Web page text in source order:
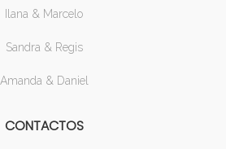
Ilana & Marcelo
Sandra & Regis
Amanda & Daniel
CONTACTOS